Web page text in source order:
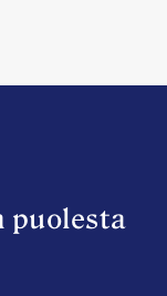
puolesta